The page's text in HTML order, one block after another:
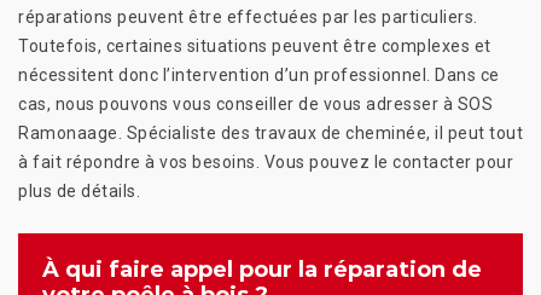
réparations peuvent être effectuées par les particuliers.
Toutefois, certaines situations peuvent être complexes et
nécessitent donc l’intervention d’un professionnel. Dans ce
cas, nous pouvons vous conseiller de vous adresser à SOS
Ramonaage. Spécialiste des travaux de cheminée, il peut tout
à fait répondre à vos besoins. Vous pouvez le contacter pour
plus de détails.
À qui faire appel pour la réparation de